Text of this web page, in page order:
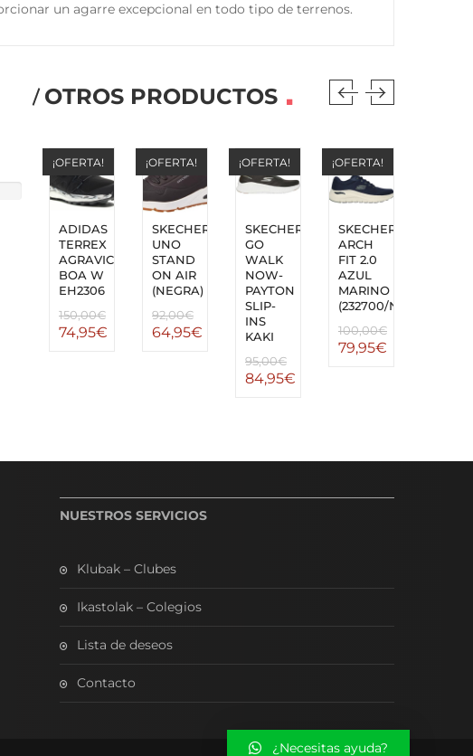
un agarre excepcional en todo tipo de terrenos.
OTROS PRODUCTOS
¡OFERTA!
ADIDAS
TERREX
AGRAVIC
BOA W
EH2306
150,00€
74,95€
¡OFERTA!
SKECHERS
UNO
STAND
ON AIR
(NEGRA)
92,00€
64,95€
¡OFERTA!
SKECHERS
GO
WALK
NOW-
PAYTON
SLIP-
INS
KAKI
95,00€
84,95€
¡OFERTA!
SKECHERS
ARCH
FIT 2.0
AZUL
MARINO
(232700/NVY)
100,00€
79,95€
NUESTROS SERVICIOS
Klubak – Clubes
Ikastolak – Colegios
Lista de deseos
Contacto
¿Necesitas ayuda?